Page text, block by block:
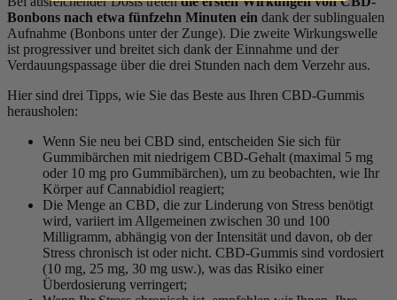
Bonbons nach etwa fünfzehn Minuten ein dank der sublingualen
Aufnahme (Bonbons unter der Zunge). Die zweite Wirkungswelle
ist progressiver und breitet sich dank der Einnahme und der
Verdauungspassage über die drei Stunden nach dem Verzehr aus.
Hier sind drei Tipps, wie Sie das Beste aus Ihren CBD-Gummis
herausholen:
Wenn Sie neu bei CBD sind, entscheiden Sie sich für
Gummibärchen mit niedrigem CBD-Gehalt (maximal 5 mg
oder 10 mg pro Gummibärchen), um zu beobachten, wie Ihr
Körper auf Cannabidiol reagiert;
Die Menge an CBD, die zur Linderung von Stress benötigt
wird, variiert im Allgemeinen zwischen 30 und 100
Milligramm, abhängig von der Intensität und davon, ob der
Stress chronisch ist oder nicht. CBD-Gummis sind vordosiert
(10 mg, 25 mg, 30 mg usw.), was das Risiko einer
Überdosierung verringert;